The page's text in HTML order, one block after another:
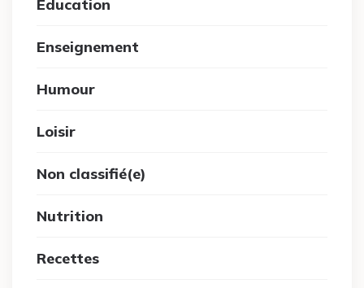
Éducation
Enseignement
Humour
Loisir
Non classifié(e)
Nutrition
Recettes